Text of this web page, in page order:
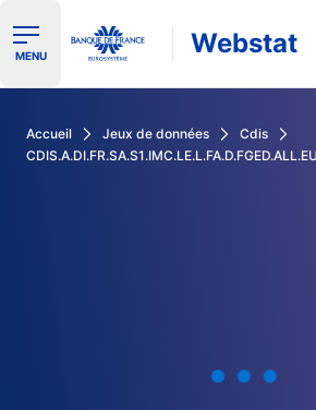
Ouvrir le menu de navigation
MENU Webstat
Accueil Jeux de données
Cdis